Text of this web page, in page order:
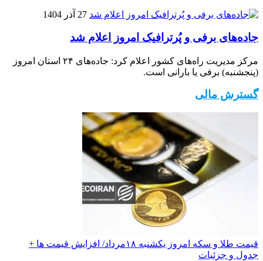
27 آذر 1404
جاده‌های برفی و پُرترافیک امروز اعلام شد
مرکز مدیریت راه‌های کشور اعلام کرد: جاده‌های ۲۴ استان امروز
(پنجشنبه) برفی یا بارانی است.
گسترش مالی
قیمت طلا و سکه امروز یکشنبه ۱۸مرداد/ افزایش قیمت ها +
جدول و جزئیات